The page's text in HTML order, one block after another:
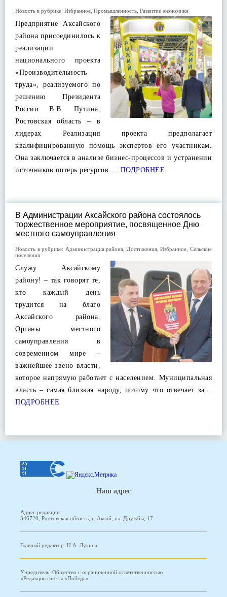
Новость в рубрике: Избранное Промышленность Развитие экономики
Предприятие Аксайского
района присоединилось к
реализации
национального проекта
«Производительность
труда», реализуемого по
решению Президента
России В.В. Путина.
Ростовская область – в
лидерах Реализация проекта предполагает
квалифицированную помощь экспертов его участникам.
Она заключается в анализе бизнес-процессов и устранении
источников потерь ресурсов…. ПОДРОБНЕЕ
В Администрации Аксайского района состоялось
торжественное мероприятие, посвященное Дню
местного самоуправления
Новость в рубрике: Администрация района Достижения,Избранное ,Сельские
поселения
Служу Аксайскому
району! – так говорят те,
кто каждый день
трудится на благо
Аксайского района.
Органы местного
самоуправления в
современном мире –
важнейшее звено власти,
которое напрямую работает с населением. Муниципальная
власть – самая близкая народу, потому что отвечает за…
ПОДРОБНЕЕ
Наш адрес
Адрес редакции:
346720, Ростовская область, г. Аксай, ул. Дружбы, 17
Главный редактор: Н.А. Лукина
Учредитель: Общество с ограниченной ответственностью
«Редакция газеты «Победа»